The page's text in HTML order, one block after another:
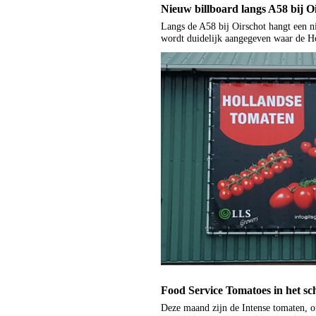
Nieuw billboard langs A58 bij
Langs de A58 bij Oirschot hangt een
wordt duidelijk aangegeven waar de
Food Service Tomatoes in het
Deze maand zijn de Intense tomaten,